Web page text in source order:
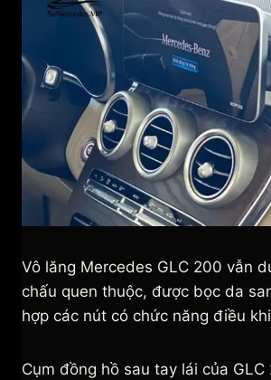
Vô lăng Mercedes GLC 200 vẫn
chấu quen thuộc, được bọc da
hợp các nút có chức năng điều
Cụm đồng hồ sau tay lái của GLC